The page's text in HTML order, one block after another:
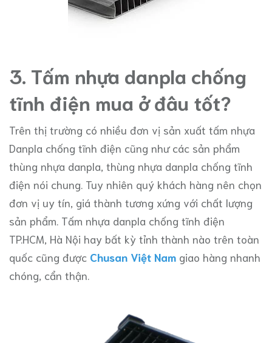
3. Tấm nhựa danpla chống
tĩnh điện mua ở đâu tốt?
Trên thị trường có nhiều đơn vị sản xuất tấm nhựa
Danpla chống tĩnh điện cũng như các sản phẩm
thùng nhựa danpla, thùng nhựa danpla chống tĩnh
điện nói chung. Tuy nhiên quý khách hàng nên chọn
đơn vị uy tín, giá thành tương xứng với chất lượng
sản phẩm. Tấm nhựa danpla chống tĩnh điện
TP.HCM, Hà Nội hay bất kỳ tỉnh thành nào trên toàn
quốc cũng được Chusan Việt Nam giao hàng nhanh
chóng, cẩn thận.